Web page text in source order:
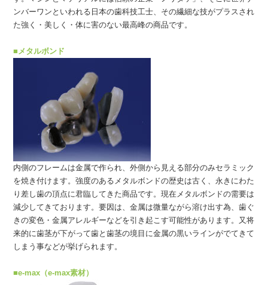
ンバーワンといわれる日本の歯科技工士、その繊細な技がプラスされ
た強く・美しく・体に害のない最高峰の商品です。
■メタルボンド
内側のフレームは金属で作られ、外側から見える部分のみセラミック
を焼き付けます。強度のあるメタルボンドの歴史は古く、永きにわた
り差し歯の頂点に君臨してきた商品です。現在メタルボンドの需要は
減少してきております。要因は、金属は微量ながら溶け出す為、歯ぐ
きの変色・金属アレルギーなどを引き起こす可能性があります。又将
来的に歯茎が下がって歯と歯茎の境目に金属の黒いラインがでてきて
しまう事などが挙げられます。
■e-max（e-max素材）